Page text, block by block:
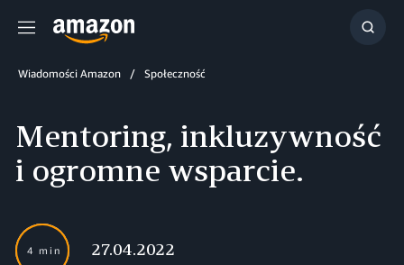
Menu
Wiadomości Amazon Społeczność
Mentoring, inkluzywność
i ogromne wsparcie.
4 min 27.04.2022